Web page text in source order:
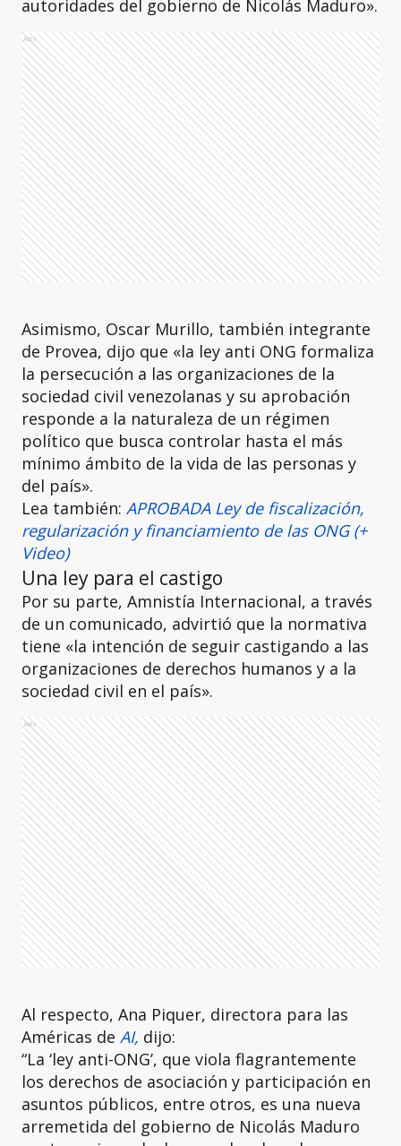
autoridades del gobierno de Nicolás Maduro».
Ads
Asimismo, Oscar Murillo, también integrante
de Provea, dijo que «la ley anti ONG formaliza
la persecución a las organizaciones de la
sociedad civil venezolanas y su aprobación
responde a la naturaleza de un régimen
político que busca controlar hasta el más
mínimo ámbito de la vida de las personas y
del país».
Lea también: APROBADA Ley de fiscalización,
regularización y financiamiento de las ONG (+
Video)
Una ley para el castigo
Por su parte, Amnistía Internacional, a través
de un comunicado, advirtió que la normativa
tiene «la intención de seguir castigando a las
organizaciones de derechos humanos y a la
sociedad civil en el país».
Ads
Al respecto, Ana Piquer, directora para las
Américas de AI, dijo:
“La ‘ley anti-ONG’, que viola flagrantemente
los derechos de asociación y participación en
asuntos públicos, entre otros, es una nueva
arremetida del gobierno de Nicolás Maduro